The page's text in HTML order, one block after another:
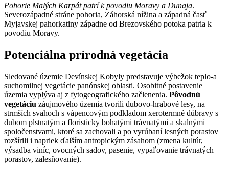
Pohorie Malých Karpát patrí k povodiu Moravy a Dunaja.
Severozápadné stráne pohoria, Záhorská nížina a západná časť
Myjavskej pahorkatiny západne od Brezovského potoka patria k
povodiu Moravy.
Potenciálna prírodná vegetácia
Sledované územie Devínskej Kobyly predstavuje výbežok teplo-a
suchomilnej vegetácie panónskej oblasti. Osobitné postavenie
územia vyplýva aj z fytogeografického začlenenia. Pôvodnú
vegetáciu záujmového územia tvorili dubovo-hrabové lesy, na
strmších svahoch s vápencovým podkladom xerotermné dúbravy s
dubom plstnatým a floristicky bohatými trávnatými a skalnými
spoločenstvami, ktoré sa zachovali a po vyrúbaní lesných porastov
rozšírili i napriek ďalším antropickým zásahom (zmena kultúr,
výsadba viníc, ovocných sadov, pasenie, vypaľovanie trávnatých
porastov, zalesňovanie).